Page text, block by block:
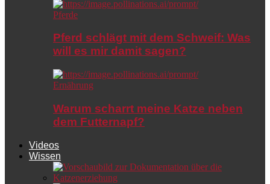
Pferde
Pferd schlägt mit dem Schweif: Was
will es mir damit sagen?
Ernährung
Warum scharrt meine Katze neben
dem Futternapf?
Videos
Wissen